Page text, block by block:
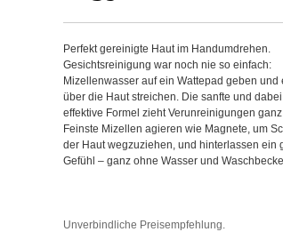
Perfekt gereinigte Haut im Handumdrehen.
Gesichtsreinigung war noch nie so einfach:
Mizellenwasser auf ein Wattepad geben und
über die Haut streichen. Die sanfte und
effektive Formel zieht Verunreinigungen
Feinste Mizellen agieren wie Magnete, um
der Haut wegzuziehen, und hinterlassen ein
Gefühl – ganz ohne Wasser und
Unverbindliche Preisempfehlung.